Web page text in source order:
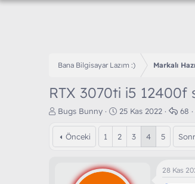
Bana Bilgisayar Lazım :) Markalı
RTX 3070ti i5 12400f
K
Bugs Bunny
B
ş
l
g
25 Kas 2022
C
v
a
a
68
Önceki 1 2 3 4 5
28 Kas